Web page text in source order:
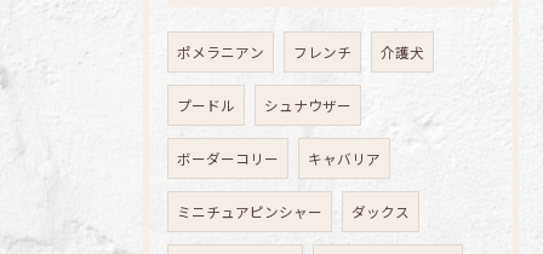
ポメラニアン フレンチ 介護犬
プードル シュナウザー
ボーダーコリー キャバリア
ミニチュアピンシャー ダックス